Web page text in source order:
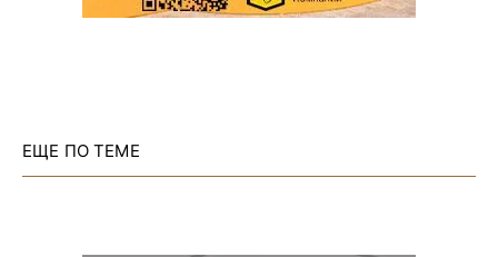
ЕЩЕ ПО ТЕМЕ